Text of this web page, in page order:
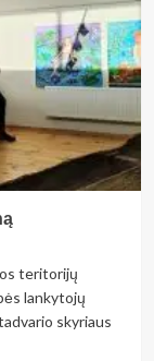
teritorijų
lankytojų
skyriaus